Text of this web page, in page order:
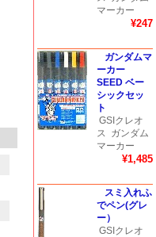
マーカー
¥247
ガンダムマ
ーカー
SEED ベー
シックセッ
ト
GSIクレオ
ス ガンダム
マーカー
¥1,485
スミ入れふ
でペン(グレ
ー）
GSIクレオ